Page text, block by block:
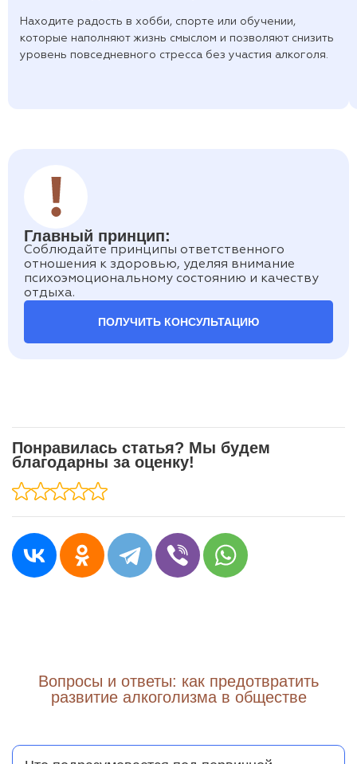
Находите радость в хобби, спорте или обучении,
которые наполняют жизнь смыслом и позволяют снизить
уровень повседневного стресса без участия алкоголя.
Главный принцип:
Соблюдайте принципы ответственного
отношения к здоровью, уделяя внимание
психоэмоциональному состоянию и качеству
отдыха.
ПОЛУЧИТЬ КОНСУЛЬТАЦИЮ
Понравилась статья? Мы будем
благодарны за оценку!
Вопросы и ответы: как предотвратить
развитие алкоголизма в обществе